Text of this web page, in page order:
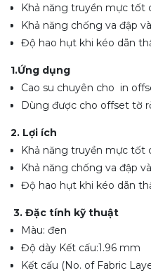
Khả năng truyền mực tốt
Khả năng chống va đập
Độ hao hụt khi kéo dãn
1.Ứng dụng
Cao su chuyên cho in
Dùng được cho offset tờ
2. Lợi ích
Khả năng truyền mực tốt
Khả năng chống va đập
Độ hao hụt khi kéo dãn
3. Đặc tính kỹ thuật
Màu: đen
Độ dày Kết cấu:1.96 mm
Kết cấu (No. of Fabric